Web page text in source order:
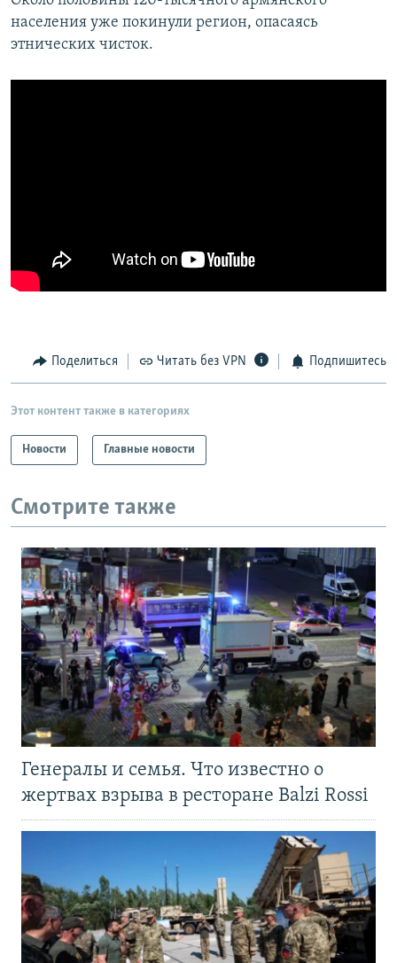
населения уже покинули регион, опасаясь
этнических чисток.
Поделиться Читать без VPN Подпишитесь
Этот контент также в категориях
Новости Главные новости
Смотрите также
Генералы и семья. Что известно о
жертвах взрыва в ресторане Balzi Rossi